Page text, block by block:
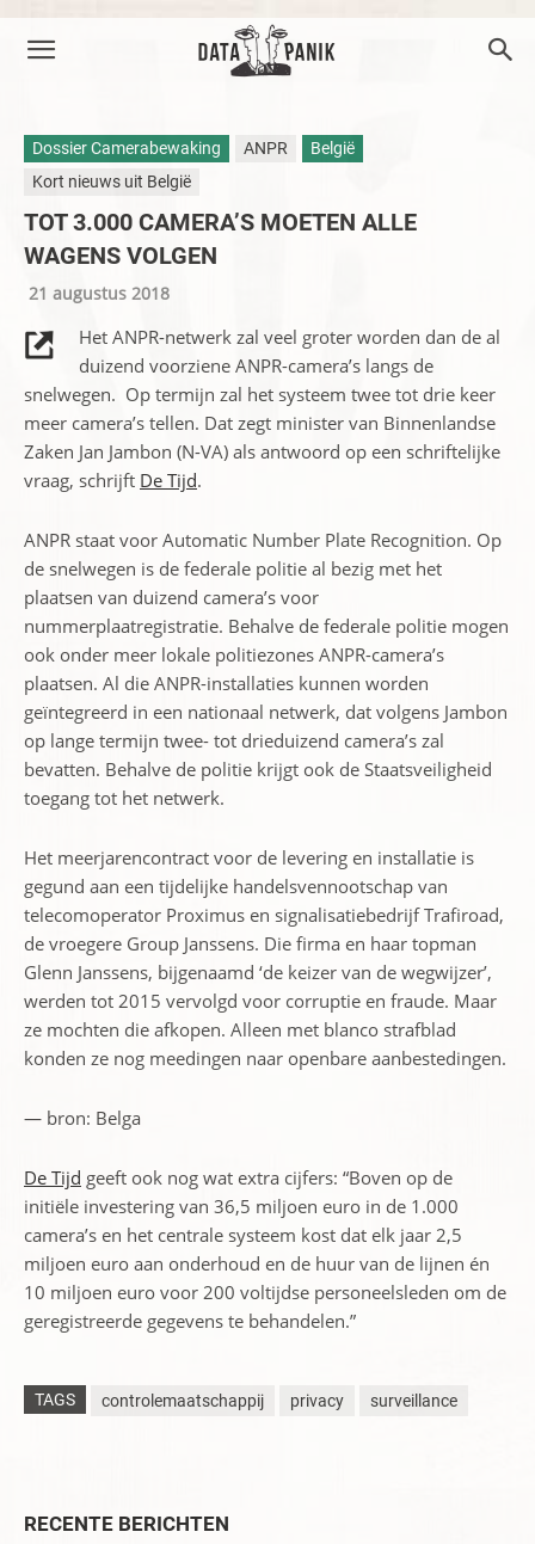
Dossier Camerabewaking ANPR
België
Kort nieuws uit België
TOT 3.000 CAMERA’S MOETEN ALLE
WAGENS VOLGEN
21 augustus 2018
Het ANPR-netwerk zal veel groter worden dan de al
duizend voorziene ANPR-camera’s langs de
snelwegen. Op termijn zal het systeem twee tot drie keer
meer camera’s tellen. Dat zegt minister van Binnenlandse
Zaken Jan Jambon (N-VA) als antwoord op een schriftelijke
vraag, schrijft De Tijd.
ANPR staat voor Automatic Number Plate Recognition. Op
de snelwegen is de federale politie al bezig met het
plaatsen van duizend camera’s voor
nummerplaatregistratie. Behalve de federale politie mogen
ook onder meer lokale politiezones ANPR-camera’s
plaatsen. Al die ANPR-installaties kunnen worden
geïntegreerd in een nationaal netwerk, dat volgens Jambon
op lange termijn twee- tot drieduizend camera’s zal
bevatten. Behalve de politie krijgt ook de Staatsveiligheid
toegang tot het netwerk.
Het meerjarencontract voor de levering en installatie is
gegund aan een tijdelijke handelsvennootschap van
telecomoperator Proximus en signalisatiebedrijf Trafiroad,
de vroegere Group Janssens. Die firma en haar topman
Glenn Janssens, bijgenaamd ‘de keizer van de wegwijzer’,
werden tot 2015 vervolgd voor corruptie en fraude. Maar
ze mochten die afkopen. Alleen met blanco strafblad
konden ze nog meedingen naar openbare aanbestedingen.
— bron: Belga
De Tijd geeft ook nog wat extra cijfers: “Boven op de
initiële investering van 36,5 miljoen euro in de 1.000
camera’s en het centrale systeem kost dat elk jaar 2,5
miljoen euro aan onderhoud en de huur van de lijnen én
10 miljoen euro voor 200 voltijdse personeelsleden om de
geregistreerde gegevens te behandelen.”
TAGS controlemaatschappij privacy surveillance
RECENTE BERICHTEN